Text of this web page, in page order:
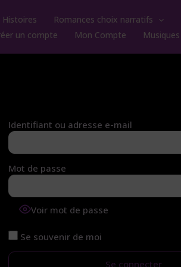
Histoires Romances choix narratifs
un compte Mon Compte Musiques
Identifiant ou adresse e-mail
Mot de passe
Voir mot de passe
Se souvenir de moi